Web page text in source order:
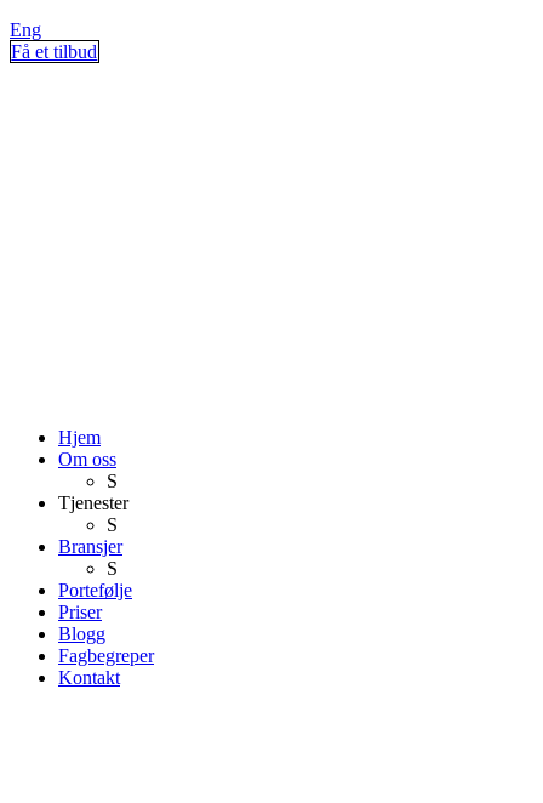
Eng
Få et tilbud
Hjem
Om oss
S
Tjenester
S
Bransjer
S
Portefølje
Priser
Blogg
Fagbegreper
Kontakt